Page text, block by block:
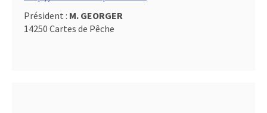
Président : M. GEORGER
14250 Cartes de Pêche